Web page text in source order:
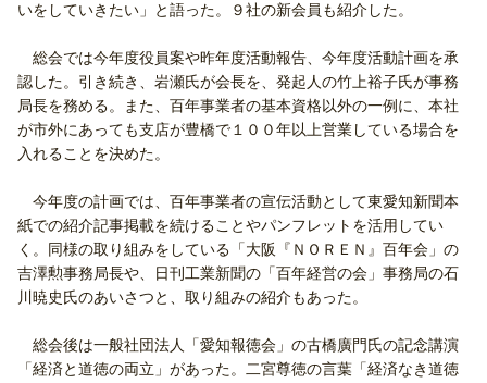
いをしていきたい」と語った。９社の新会員も紹介した。
総会では今年度役員案や昨年度活動報告、今年度活動計画を承
認した。引き続き、岩瀬氏が会長を、発起人の竹上裕子氏が事務
局長を務める。また、百年事業者の基本資格以外の一例に、本社
が市外にあっても支店が豊橋で１００年以上営業している場合を
入れることを決めた。
今年度の計画では、百年事業者の宣伝活動として東愛知新聞本
紙での紹介記事掲載を続けることやパンフレットを活用してい
く。同様の取り組みをしている「大阪『ＮＯＲＥＮ』百年会」の
吉澤勲事務局長や、日刊工業新聞の「百年経営の会」事務局の石
川暁史氏のあいさつと、取り組みの紹介もあった。
総会後は一般社団法人「愛知報徳会」の古橋廣門氏の記念講演
「経済と道徳の両立」があった。二宮尊徳の言葉「経済なき道徳